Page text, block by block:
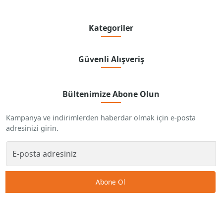
Kategoriler
Güvenli Alışveriş
Bültenimize Abone Olun
Kampanya ve indirimlerden haberdar olmak için e-posta
adresinizi girin.
Abone Ol